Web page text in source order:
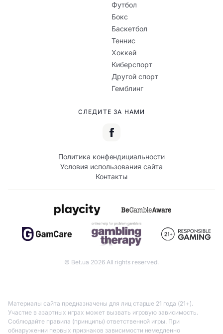
Футбол
Бокс
Баскетбол
Теннис
Хоккей
Киберспорт
Другой спорт
Гемблинг
СЛЕДИТЕ ЗА НАМИ
Политика конфендициальности
Условия использования сайта
Контакты
© Bet.ua 2026 All rights reserved.
Материалы сайта предназначены для лиц старше 21 года (21+).
Участие в азартных играх может вызвать игровую зависимость.
Соблюдайте правила (принципы) ответственной игры. При
обнаружении первых признаков зависимости немедленно